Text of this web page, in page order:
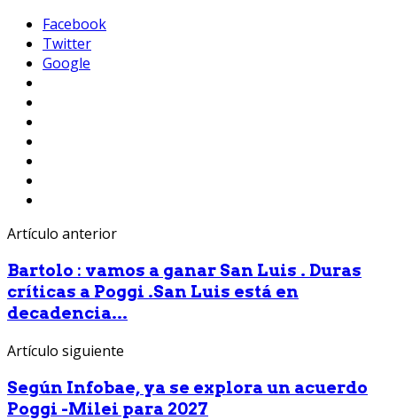
Facebook
Twitter
Google
Artículo anterior
Bartolo : vamos a ganar San Luis . Duras
críticas a Poggi .San Luis está en
decadencia...
Artículo siguiente
Según Infobae, ya se explora un acuerdo
Poggi -Milei para 2027